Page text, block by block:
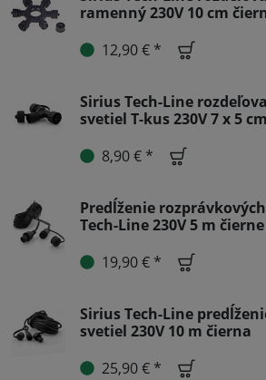
ramenný 230V 10 cm
12,90 € *
Sirius Tech-Line
svetiel T-kus 230V 7 x 5
8,90 € *
Predĺženie
Tech-Line 230V 5 m čierne
19,90 € *
Sirius Tech-Line
svetiel 230V 10 m čierna
25,90 € *